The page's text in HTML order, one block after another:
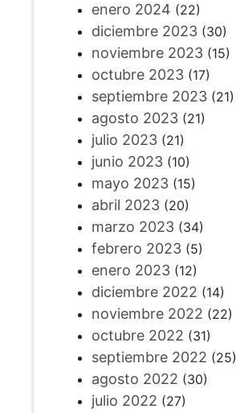
enero 2024 (22)
diciembre 2023(30)
noviembre 2023(15)
octubre 2023(17)
septiembre 2023(21)
agosto 2023(21)
julio 2023(21)
junio 2023(10)
mayo 2023(15)
abril 2023(20)
marzo 2023(34)
febrero 2023(5)
enero 2023(12)
diciembre 2022 (14)
noviembre 2022 (22)
octubre 2022 (31)
septiembre 2022 (25)
agosto 2022 (30)
julio 2022 (27)